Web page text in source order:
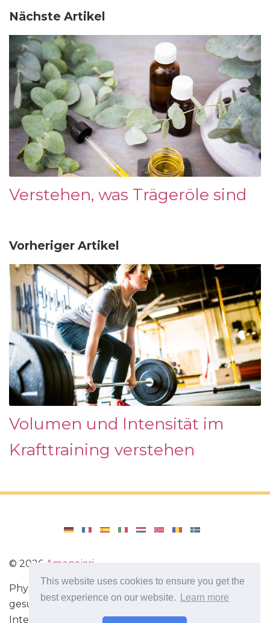
This website uses cookies to ensure you get the
best experience on our website.
Learn more
Nächste Artikel
Verstehen, was Trägeröle sind
Vorheriger Artikel
Volumen und Intensität im
Krafttraining verstehen
© 2026 Amenajari
Physische Übungen. Diäten und Rezepte für eine
gesunde Ernährung. Übungen für das Gehirn.
Interessante Fakten. Selbstentwicklung. Sei heute